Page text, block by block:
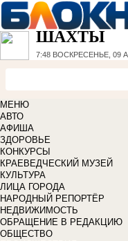
ШАХТЫ
7:48 ВОСКРЕСЕНЬЕ, 09
МЕНЮ
АВТО
АФИША
ЗДОРОВЬЕ
КОНКУРСЫ
КРАЕВЕДЧЕСКИЙ МУЗЕЙ
КУЛЬТУРА
ЛИЦА ГОРОДА
НАРОДНЫЙ РЕПОРТЁР
НЕДВИЖИМОСТЬ
ОБРАЩЕНИЕ В РЕДАКЦИЮ
ОБЩЕСТВО